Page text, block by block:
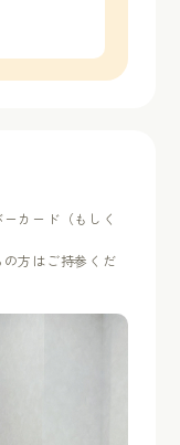
カード（もしく
の方はご持参くだ